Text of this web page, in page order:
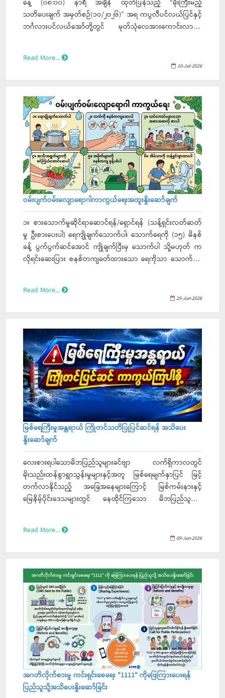
နေ့ (၀၈:၀၀) နာရီ အချိန် ထုတ်ပြန်သည့် “မိုးကြီးမည့်
သတိပေးချက် အမှတ်စဉ်(၁ဝ/၂ဝ၂၆)” အရ ကပ္ပလီပင်လယ်ပြင်နှင့်
ဘင်္ဂလားပင်လယ်အော်တို့တွင် မုတ်သုံလေအားကောင်းလာနိုင်
ဖြစ်ပေါ်နိုင်ကြောင်း သိရှိရပါသည်။
Read More...
10-Jul-2026
ဝမ်းပျက်ဝမ်းလျောရောဂါကာကွယ်ရေးအထူးနှိုးဆော်ချက်
၁။ စားသောက်မှုဆိုင်ရာဆောင်ရန်/ရှောင်ရန် (သန့်ရှင်းလတ်ဆတ်
မှု ဦးစားပေးပါ) ရေကျိုချက်သောက်ပါ၊ သောက်ရေကို (၁၅) မိနစ်
ခန့် ပွက်ပွက်ဆင်အောင် ကျိုချက်ပြီးမှ သောက်ပါ သို့မဟုတ် က
လိုရင်းဆေးပြား စနစ်တကျခတ်ထားသော ရေကိုသာ သောက်သုံး
အုပ်ထားပါ။ အသီးအရွက်များကို စင်ကြယ်အောင်ဆေးပါ၊
သန့်ရှင်းသောရေဖြင့် စင်ကြယ်စွာ ဆေးကြောပြီးမှ စားသုံးပါ။
ယင်နားစာနှင့် လမ်းဘေးစာများ ရှောင်ပါ၊ ယင်ကောင်နားနေသော
အစားအစာများ၊ သန့်ရှင်းမှုအားနည်းသော လမ်းဘေးမုန့်များနှင့်
ရေခဲမုန့်/ဖျော်ရည်များကို အတတ်နိုင်ဆုံး ရှောင်ကြဉ်ပါ။
ဟောင်းနွမ်းလျှင် စွန့်ပစ်ပါ၊ အနံ့အသက်ပြောင်းနေသော၊ လေ
ဟောင်းမိနေသော စားသောက်ဖွယ်ရာများနှင့် တစ်ညသိပ်ဟင်း
များကို နွှေးမစားဘဲ စွန့်ပစ်ပါ။
Read More...
29-Jun-2026
မြစ်ရေကြီးမှုအန္တရာယ် ကြိုတင်သတိပြုပြင်ဆင်ရန် အသိပေး
နှိုးဆော်ချက်
လေးစားရပါသောမိဘပြည်သူများခင်ဗျာ လက်ရှိကာလတွင်
မိုးသည်းထန်စွာရွာသွန်းမှုများနှင့်အတူ မြစ်ရေမျက်နှာပြင် မြင့်
တက်လာနိုင်သည့် အခြေအနေများကြောင့် မြစ်ကမ်းနားနှင့်
မြေနိမ့်ပိုင်းဒေသများတွင် နေထိုင်ကြသော မိဘပြည်သူများ
နှိုးဆော်အပ်ပါသည်-
Read More...
09-Jun-2026
အဂတိလိုက်စားမှု ကင်းရှင်းစေရေး "1111" ကိုဖြေကြားပေးရန်
ပြည်သူသို့အသိပေးနှိုးဆော်ခြင်း